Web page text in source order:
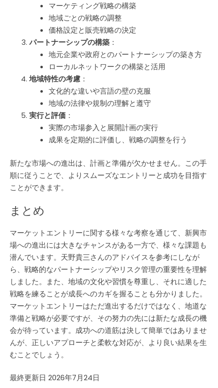
マーケティング戦略の構築
地域ごとの戦略の調整
価格設定と販売戦略の決定
パートナーシップの構築 ：
地元企業や政府とのパートナーシップの築き方
ローカルネットワークの構築と活用
地域特性の考慮 ：
文化的な違いや言語の壁の克服
地域の法律や規制の理解と遵守
実行と評価 ：
実際の市場参入と展開計画の実行
成果を定期的に評価し、戦略の調整を行う
新たな市場への進出は、計画と準備が欠かせません。この手
順に従うことで、よりスムーズなエントリーと成功を目指す
ことができます。
まとめ
マーケットエントリーに関する様々な考察を通じて、新興市
場への進出には大きなチャンスがある一方で、様々な課題も
潜んでいます。天野貴三さんのアドバイスを参考にしなが
ら、戦略的なパートナーシップやリスク管理の重要性を理解
しました。また、地域の文化や習慣を尊重し、それに適した
戦略を練ることが成長へのカギを握ることも分かりました。
マーケットエントリーはただ進出するだけではなく、地道な
準備と戦略が必要ですが、その努力の先には新たな成長の機
会が待っています。成功への道筋は決して簡単ではありませ
んが、正しいアプローチと柔軟な対応が、より良い結果を生
むことでしょう。
最終更新日 2026年7月24日